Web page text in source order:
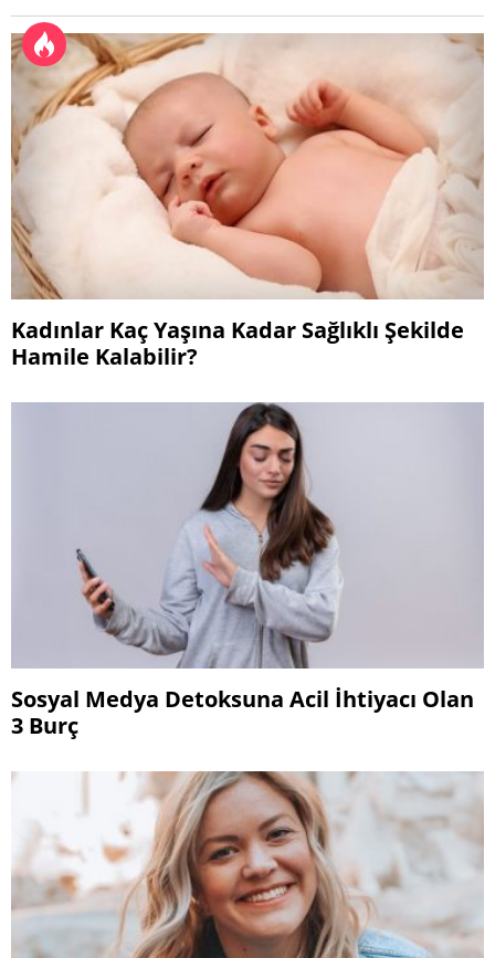
Kadınlar Kaç Yaşına Kadar Sağlıklı Şekilde
Hamile Kalabilir?
Sosyal Medya Detoksuna Acil İhtiyacı Olan
3 Burç